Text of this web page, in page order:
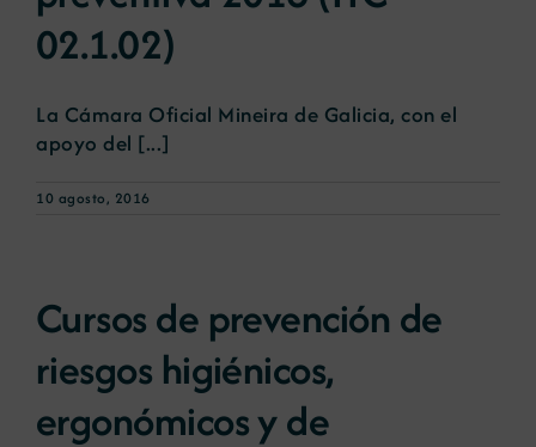
02.1.02)
La Cámara Oficial Mineira de Galicia, con el
apoyo del [...]
10 agosto, 2016
Cursos de prevención de
riesgos higiénicos,
ergonómicos y de